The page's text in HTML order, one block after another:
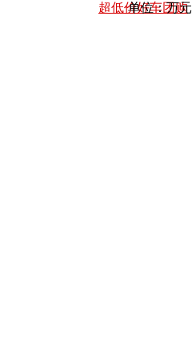
超低价好车团购
单位：万元